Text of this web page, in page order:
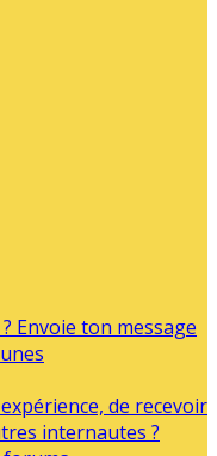
Envoie ton message
de recevoir
internautes ?